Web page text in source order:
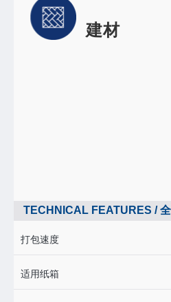
建材
TECHNICAL FEATURES /
打包速度
适用纸箱